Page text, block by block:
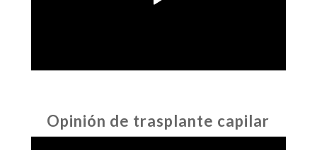
Opinión de trasplante capilar